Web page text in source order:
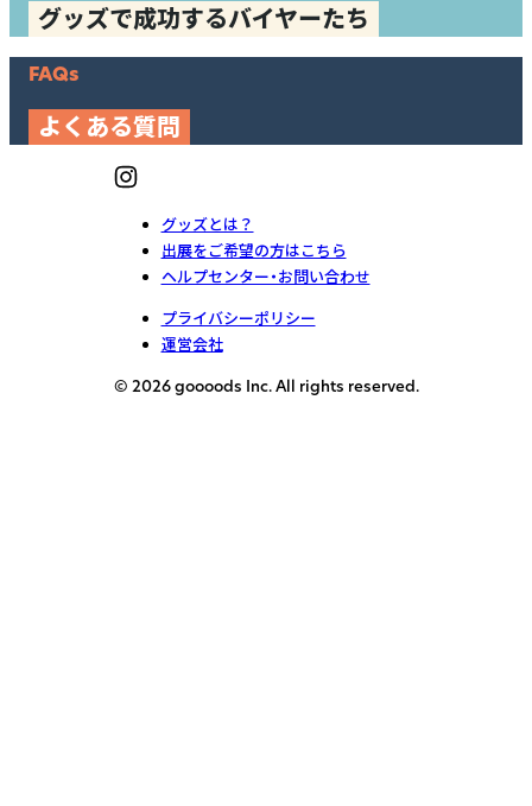
グッズで成功するバイヤーたち
FAQs
よくある質問
グッズとは？
出展をご希望の方はこちら
ヘルプセンター・お問い合わせ
プライバシーポリシー
運営会社
© 2026 goooods Inc. All rights reserved.